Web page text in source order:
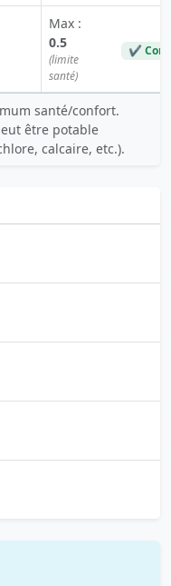
Max :
0.5
(limite
santé)
✔
santé/confort.
être potable
calcaire, etc.).